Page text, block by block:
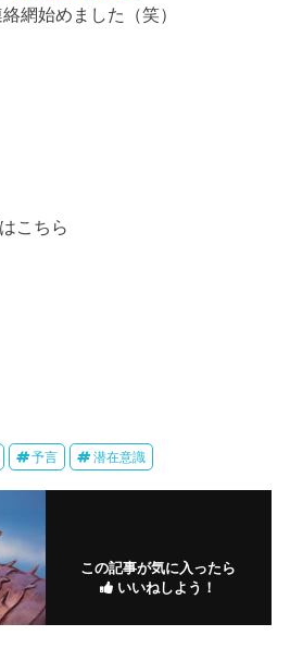
網始めました（笑）
こちら
予言 潜在意識
この記事が気に入ったら
いいねしよう！